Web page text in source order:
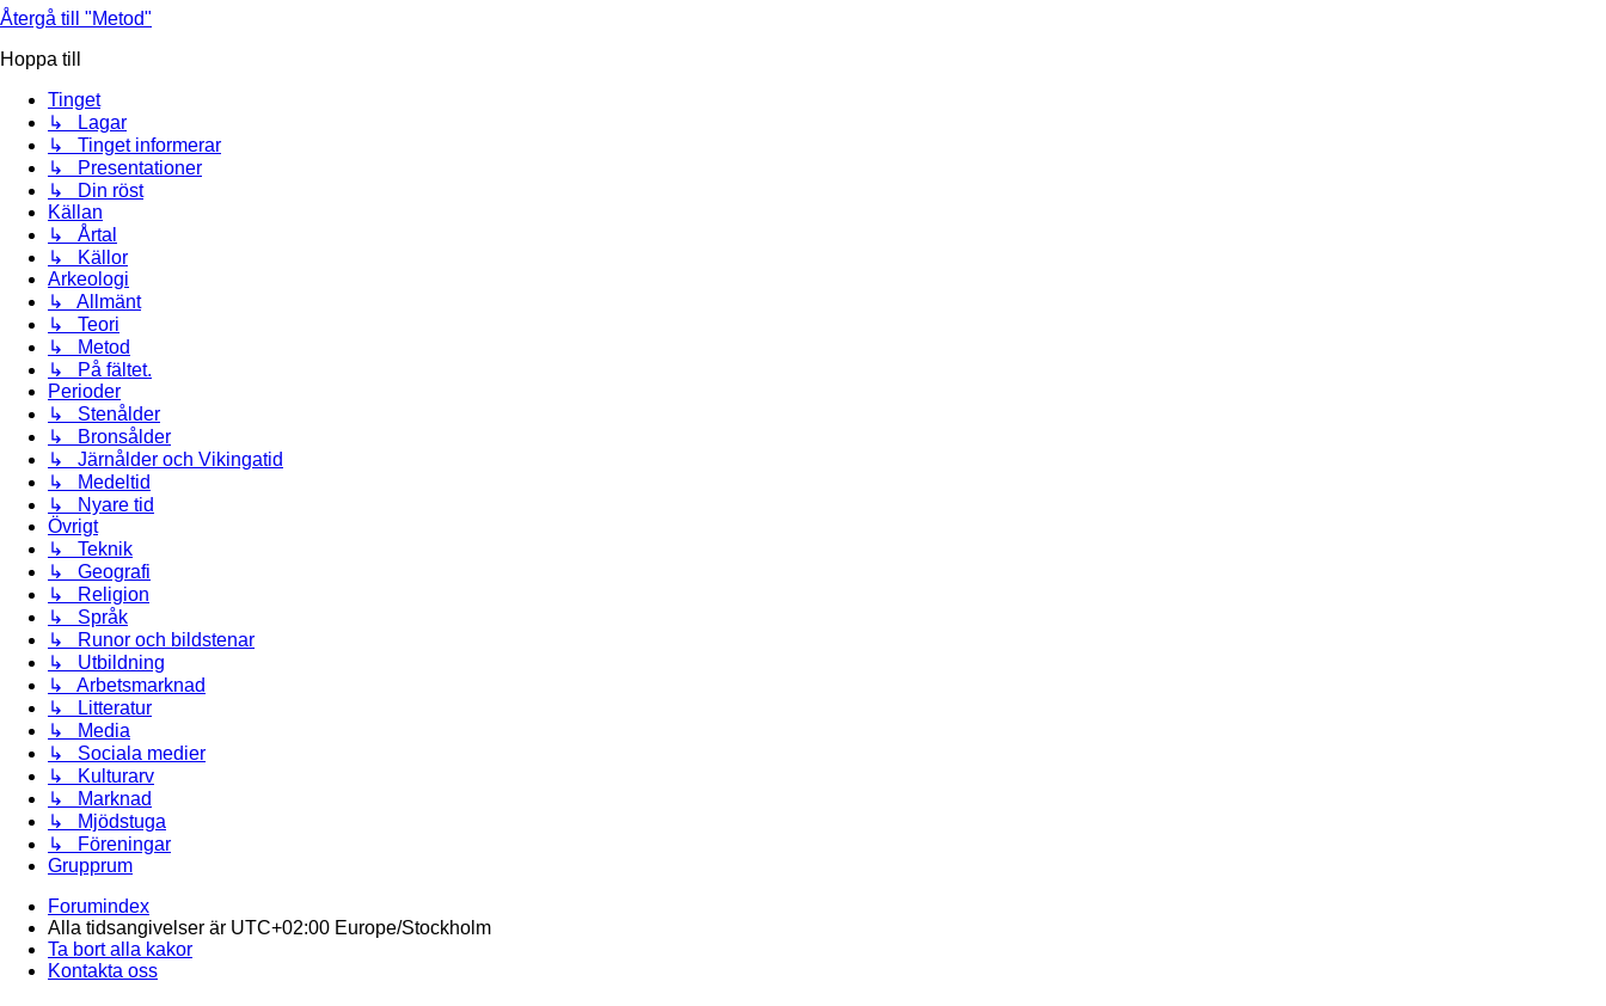
Återgå till "Metod"
Hoppa till
Tinget
↳ Lagar
↳ Tinget informerar
↳ Presentationer
↳ Din röst
Källan
↳ Årtal
↳ Källor
Arkeologi
↳ Allmänt
↳ Teori
↳ Metod
↳ På fältet.
Perioder
↳ Stenålder
↳ Bronsålder
↳ Järnålder och Vikingatid
↳ Medeltid
↳ Nyare tid
Övrigt
↳ Teknik
↳ Geografi
↳ Religion
↳ Språk
↳ Runor och bildstenar
↳ Utbildning
↳ Arbetsmarknad
↳ Litteratur
↳ Media
↳ Sociala medier
↳ Kulturarv
↳ Marknad
↳ Mjödstuga
↳ Föreningar
Grupprum
Forumindex
Alla tidsangivelser är UTC+02:00 Europe/Stockholm
Ta bort alla kakor
Kontakta oss